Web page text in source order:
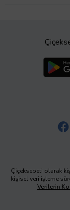
Çiçeksepeti olarak
kişisel veri işleme
Verilerin